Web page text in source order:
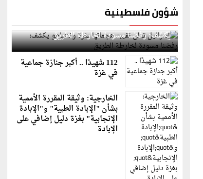
شؤون فلسطينية
إسرائيل تعلن تقييد هجماتها بغزة ونتنياهو
يكشف: رفضنا مسودة لخارطة الطريق
112 شهيدًا .. أكبر جنازة جماعية
في غزة
الخارجية: وثيقة المقررة الأممية
بشأن "الإبادة الطبية" و"الإبادة
الإنجابية" بغزة دليل إضافي على
الإبادة